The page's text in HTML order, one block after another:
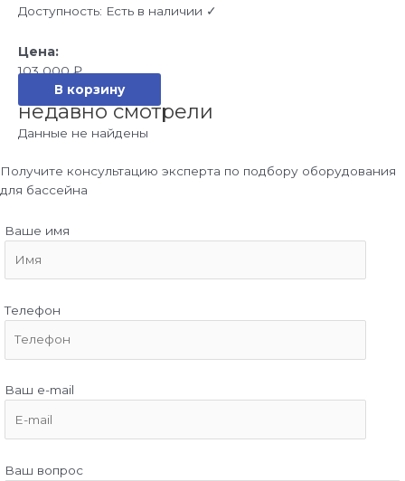
Доступность: Есть в наличии ✓
103 000₽
В корзину
недавно смотрели
Данные не найдены
Получите консультацию эксперта по подбору оборудования
для бассейна
Ваше имя
Телефон
Ваш e-mail
Ваш вопрос